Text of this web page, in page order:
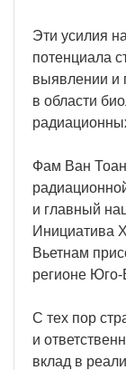
Эти усилия
потенциала
выявлении и
в области
Фам Ван
и главный
Инициатива
Вьетнам
регионе Юго-
С тех пор
и
вклад в